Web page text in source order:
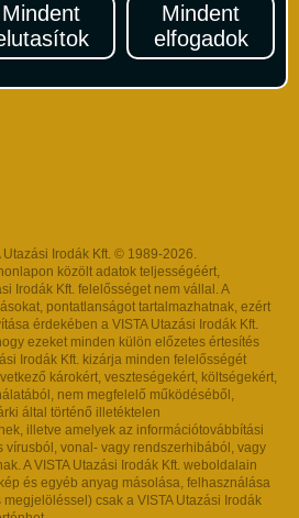
Mindent
Mindent
elfogadok
egyik legszínesebb utazási
Utazási Irodák Kft. © 1989-2026.
közölt adatok teljességéért,
Irodák Kft. felelősséget nem vállal. A
pontatlanságot tartalmazhatnak, ezért
érdekében a VISTA Utazási Irodák Kft.
ezeket minden külön előzetes értesítés
Irodák Kft. kizárja minden felelősségét
károkért, veszteségekért, költségekért,
nem megfelelő működéséből,
által történő illetéktelen
illetve amelyek az információtovábbítási
vírusból, vonal- vagy rendszerhibából, vagy
A VISTA Utazási Irodák Kft. weboldalain
és egyéb anyag másolása, felhasználása
csak a VISTA Utazási Irodák